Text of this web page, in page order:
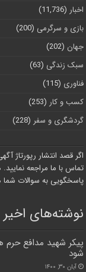
اخبار (11,736)
بازی و سرگرمی (200)
جهان (202)
سبک زندگی (63)
فناوری (115)
کسب و کار (253)
گردشگری و سفر (228)
اگر قصد انتشار رپورتاژ
تماس با ما مراجعه
پاسخگویی به سوالات
نوشته‌های اخیر
شود
آبان ۳۰, ۱۴۰۰